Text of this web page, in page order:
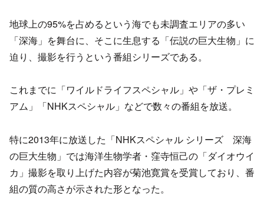
地球上の95%を占めるという海でも未調査エリアの多い
「深海」を舞台に、そこに生息する「伝説の巨大生物」に
迫り、撮影を行うという番組シリーズである。
これまでに「ワイルドライフスペシャル」や「ザ・プレミ
アム」「NHKスペシャル」などで数々の番組を放送。
特に2013年に放送した「NHKスペシャル シリーズ 深海
の巨大生物」では海洋生物学者・窪寺恒己の「ダイオウイ
カ」撮影を取り上げた内容が菊池寛賞を受賞しており、番
組の質の高さが示された形となった。